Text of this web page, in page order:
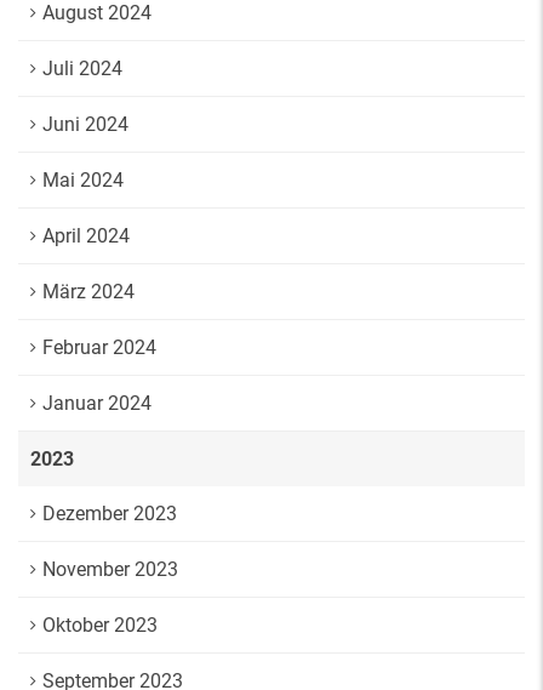
August 2024
Juli 2024
Juni 2024
Mai 2024
April 2024
März 2024
Februar 2024
Januar 2024
2023
Dezember 2023
November 2023
Oktober 2023
September 2023